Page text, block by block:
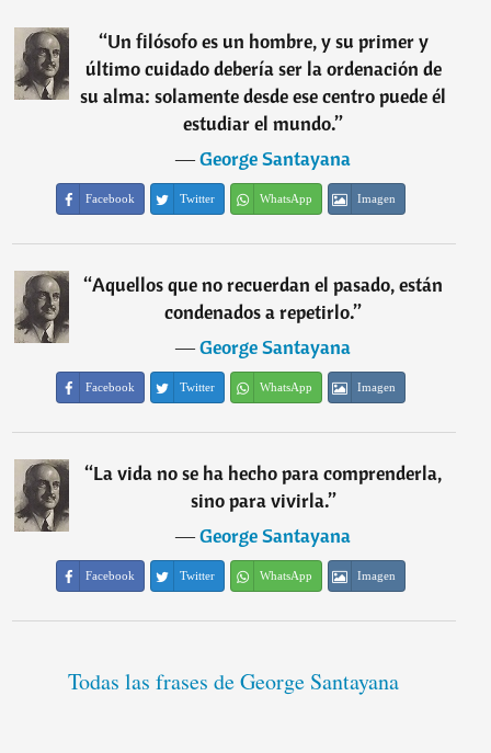
“Un filósofo es un hombre, y su primer y
último cuidado debería ser la ordenación de
su alma: solamente desde ese centro puede él
estudiar el mundo.”
―George Santayana
Facebook Twitter WhatsApp Imagen
“Aquellos que no recuerdan el pasado, están
condenados a repetirlo.”
―George Santayana
Facebook Twitter WhatsApp Imagen
“La vida no se ha hecho para comprenderla,
sino para vivirla.”
―George Santayana
Facebook Twitter WhatsApp Imagen
Todas las frases de George Santayana